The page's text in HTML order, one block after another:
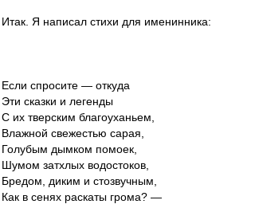
Итак. Я написал стихи для именинника:
Если спросите — откуда
Эти сказки и легенды
С их тверским благоуханьем,
Влажной свежестью сарая,
Голубым дымком помоек,
Шумом затхлых водостоков,
Бредом, диким и стозвучным,
Как в сенях раскаты грома? —